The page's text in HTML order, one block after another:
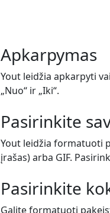
Apkarpymas
Yout leidžia apkarpyti
„Nuo“ ir „Iki“.
Pasirinkite
Yout leidžia formatuoti
įrašas) arba GIF.
Pasirinkite
Galite formatuoti